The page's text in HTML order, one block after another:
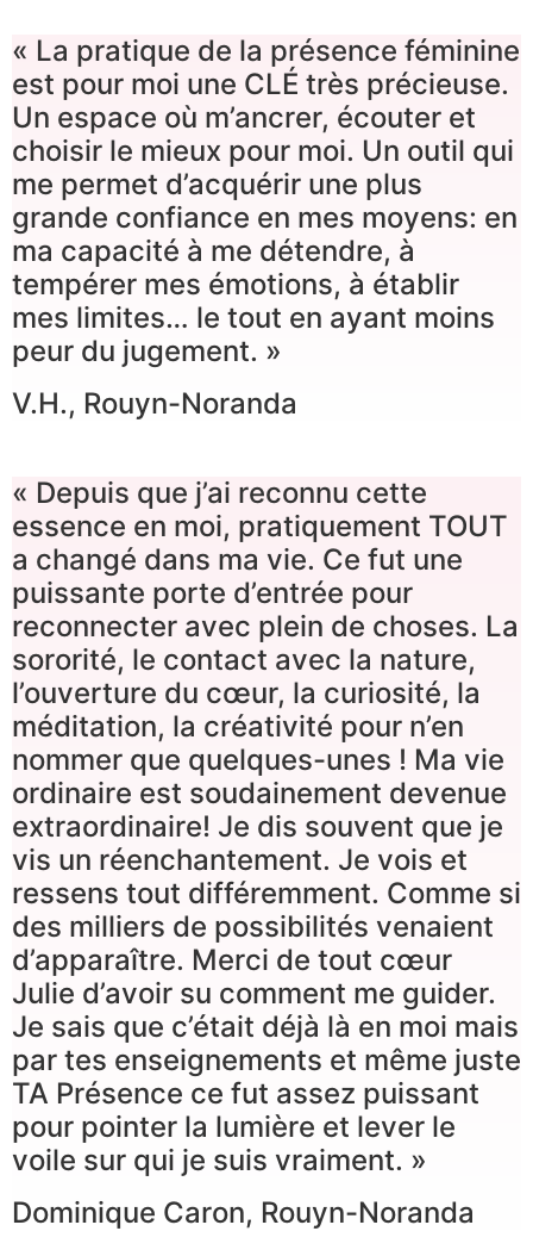
« La pratique de la présence féminine
est pour moi une CLÉ très précieuse.
Un espace où m’ancrer, écouter et
choisir le mieux pour moi. Un outil qui
me permet d’acquérir une plus
grande confiance en mes moyens: en
ma capacité à me détendre, à
tempérer mes émotions, à établir
mes limites… le tout en ayant moins
peur du jugement. »
V.H., Rouyn-Noranda
« Depuis que j’ai reconnu cette
essence en moi, pratiquement TOUT
a changé dans ma vie. Ce fut une
puissante porte d’entrée pour
reconnecter avec plein de choses. La
sororité, le contact avec la nature,
l’ouverture du cœur, la curiosité, la
méditation, la créativité pour n’en
nommer que quelques-unes ! Ma vie
ordinaire est soudainement devenue
extraordinaire! Je dis souvent que je
vis un réenchantement. Je vois et
ressens tout différemment. Comme si
des milliers de possibilités venaient
d’apparaître. Merci de tout cœur
Julie d’avoir su comment me guider.
Je sais que c’était déjà là en moi mais
par tes enseignements et même juste
TA Présence ce fut assez puissant
pour pointer la lumière et lever le
voile sur qui je suis vraiment. »
Dominique Caron, Rouyn-Noranda